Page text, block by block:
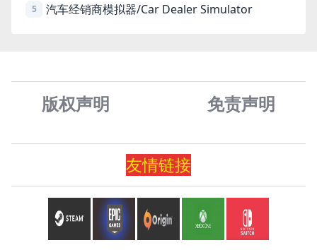
5 汽车经销商模拟器/Car Dealer Simulator
版权声明 免责声明
友情链接